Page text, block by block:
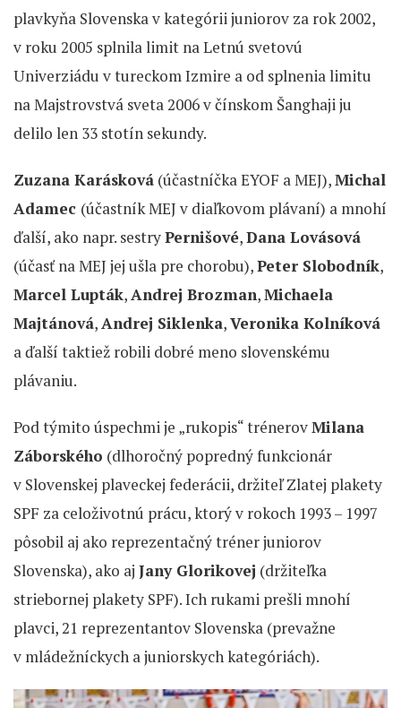
plavkyňa Slovenska v kategórii juniorov za rok 2002,
v roku 2005 splnila limit na Letnú svetovú
Univerziádu v tureckom Izmire a od splnenia limitu
na Majstrovstvá sveta 2006 v čínskom Šanghaji ju
delilo len 33 stotín sekundy.
Zuzana Karásková (účastníčka EYOF a MEJ),Michal
Adamec (účastník MEJ v diaľkovom plávaní) a mnohí
ďalší, ako napr. sestryPernišové,Dana Lovásová
(účasť na MEJ jej ušla pre chorobu),Peter Slobodník,
Marcel Lupták,Andrej Brozman,Michaela
Majtánová,Andrej Siklenka,Veronika Kolníková
a ďalší taktiež robili dobré meno slovenskému
plávaniu.
Pod týmito úspechmi je „rukopis“ trénerovMilana
Záborského (dlhoročný popredný funkcionár
v Slovenskej plaveckej federácii, držiteľ Zlatej plakety
SPF za celoživotnú prácu, ktorý v rokoch 1993 – 1997
pôsobil aj ako reprezentačný tréner juniorov
Slovenska), ako aj Jany Glorikovej (držiteľka
striebornej plakety SPF). Ich rukami prešli mnohí
plavci, 21 reprezentantov Slovenska (prevažne
v mládežníckych a juniorskych kategóriách).